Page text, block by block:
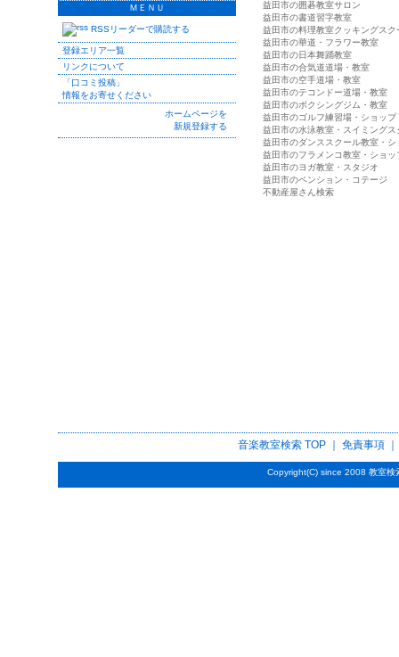
益田市の囲碁教室サロン
益田市の書道習字教室
益田市の料理教室クッキングスク
益田市の華道・フラワー教室
益田市の日本舞踊教室
益田市の合気道道場・教室
益田市の空手道場・教室
益田市のテコンドー道場・教室
益田市のボクシングジム・教室
益田市のゴルフ練習場・ショップ
益田市の水泳教室・スイミングス
益田市のダンススクール教室・シ
益田市のフラメンコ教室・ショッ
益田市のヨガ教室・スタジオ
益田市のペンション・コテージ
不動産屋さん検索
ＭＥＮＵ
RSSリーダーで購読する
登録エリア一覧
リンクについて
「口コミ投稿」
情報をお寄せください
ホームページを
新規登録する
音楽教室検索TOP ｜ 免責事項
Copyright(C) since 2008 教室検